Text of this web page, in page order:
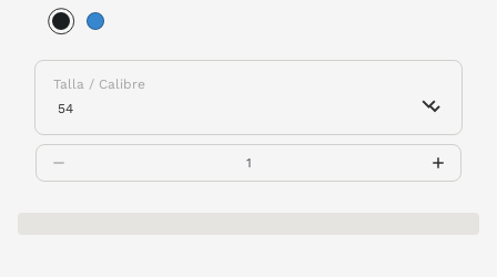
Talla / Calibre